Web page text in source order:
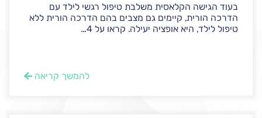
בעוד הגישה הקלאסית משלבת טיפול רגשי לילד עם
הדרכה הורית, קיימים גם מצבים בהם הדרכה הורית ללא
טיפול לילד, היא אופציה יעילה. קראו על 4...
להמשך קריאה